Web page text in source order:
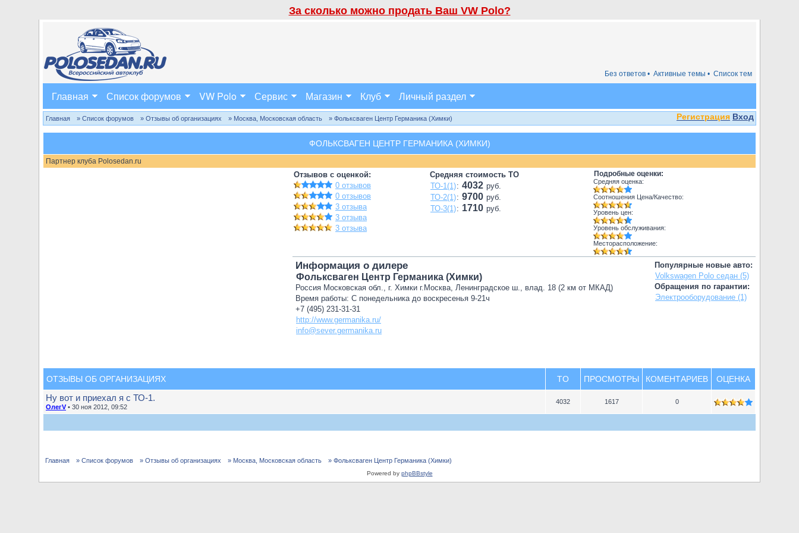
За сколько можно продать Ваш VW Polo?
Список тем
Активные темы •
Без ответов •
Главная Список форумов VW Polo Сервис Магазин Клуб Личный раздел
Регистрация Вход
Главная » Список форумов » Отзывы об организациях » Москва, Московская область » Фольксваген Центр Германика (Химки)
ФОЛЬКСВАГЕН ЦЕНТР ГЕРМАНИКА (ХИМКИ)
Партнер клуба Polosedan.ru
Отзывов с оценкой:
0 отзывов
0 отзывов
3 отзыва
3 отзыва
3 отзыва
Средняя стоимость ТО
ТО-1(1): 4032 руб.
ТО-2(1): 9700 руб.
ТО-3(1): 1710 руб.
Подробные оценки:
Средняя оценка:
Соотношения Цена/Качество:
Уровень цен:
Уровень обслуживания:
Месторасположение:
Популярные новые авто:
Volkswagen Polo седан (5)
Обращения по гарантии:
Электрооборудование (1)
Информация о дилере
Фольксваген Центр Германика (Химки)
Россия Московская обл., г. Химки г.Москва, Ленинградское ш., влад. 18 (2 км от МКАД)
Время работы: С понедельника до воскресенья 9-21ч
+7 (495) 231-31-31
http://www.germanika.ru/
info@sever.germanika.ru
ОТЗЫВЫ ОБ ОРГАНИЗАЦИЯХ TO ПРОСМОТРЫ КОМЕНТАРИЕВ ОЦЕНКА
Ну вот и приехал я с ТО-1.
ОлегV• 30 ноя 2012, 09:52
4032 1617 0
Главная » Список форумов » Отзывы об организациях » Москва, Московская область » Фольксваген Центр Германика (Химки)
Powered by phpBBstyle